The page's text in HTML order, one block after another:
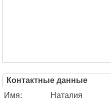
Контактные данные
Имя:
Наталия